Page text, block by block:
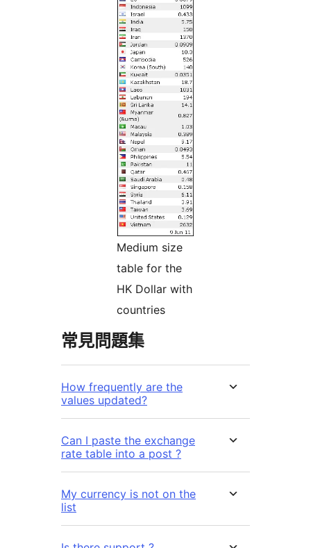
Medium size
table for the
HK Dollar with
countries
常見問題集
How frequently are the
values updated?
Can I paste the exchange
rate table into a post ?
My currency is not on the
list